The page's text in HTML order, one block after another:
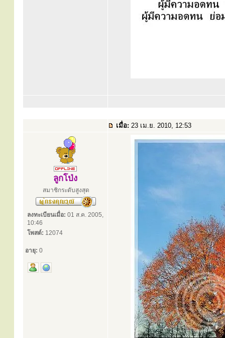
เมื่อ: 23 เม.ย. 2010, 12:53
ลูกโป่ง
สมาชิกระดับสูงสุด
ลงทะเบียนเมื่อ: 01 ส.ค. 2005,
10:46
โพสต์: 12074
อายุ: 0